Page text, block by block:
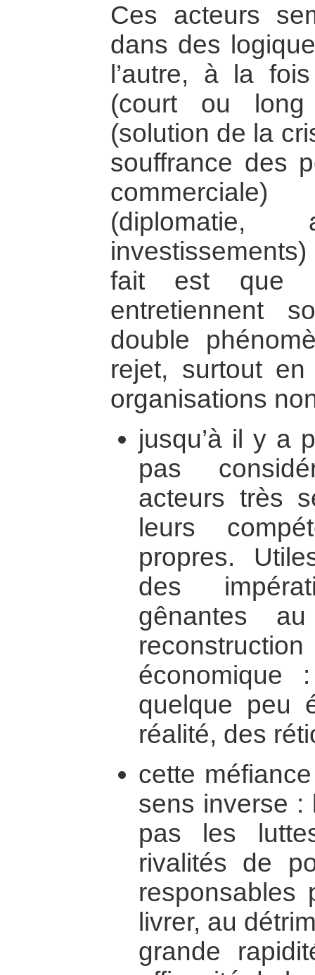
Ces acteurs
dans des
l’autre, à la
(court ou
(solution de la
souffrance des
(diplomatie,
fait est que
entretiennent
double
rejet, surtout
organisations
jusqu’à il y a
pas
acteurs très
leurs
propres.
des
gênantes
économique
quelque peu
réalité, des
cette
sens inverse :
pas les
rivalités de
responsables
livrer, au
grande